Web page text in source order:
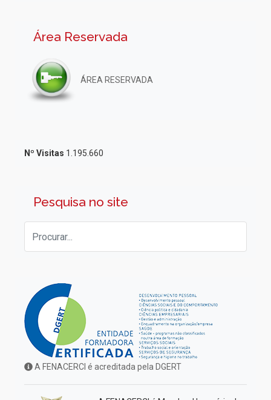
Área Reservada
ÁREA RESERVADA
Nº Visitas 1.195.660
Pesquisa no site
A FENACERCI é acreditada pela DGERT